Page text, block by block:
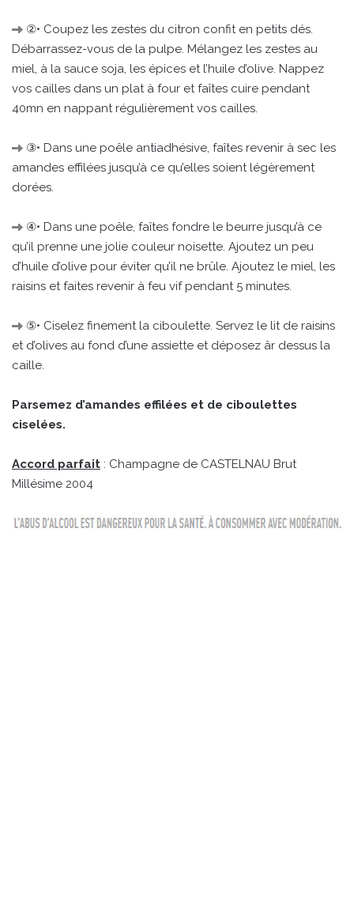
②• Coupez les zestes du citron confit en petits dés.
Débarrassez-vous de la pulpe. Mélangez les zestes au
miel, à la sauce soja, les épices et l’huile d’olive. Nappez
vos cailles dans un plat à four et faîtes cuire pendant
40mn en nappant régulièrement vos cailles.
③• Dans une poêle antiadhésive, faîtes revenir à sec les
amandes effilées jusqu’à ce qu’elles soient légèrement
dorées.
④• Dans une poêle, faîtes fondre le beurre jusqu’à ce
qu’il prenne une jolie couleur noisette. Ajoutez un peu
d’huile d’olive pour éviter qu’il ne brûle. Ajoutez le miel, les
raisins et faites revenir à feu vif pendant 5 minutes.
⑤• Ciselez finement la ciboulette. Servez le lit de raisins
et d’olives au fond d’une assiette et déposez âr dessus la
caille.
Parsemez d’amandes effilées et de ciboulettes
ciselées.
Accord parfait : Champagne de CASTELNAU Brut
Millésime 2004